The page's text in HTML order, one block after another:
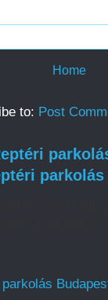
Home
to: Post